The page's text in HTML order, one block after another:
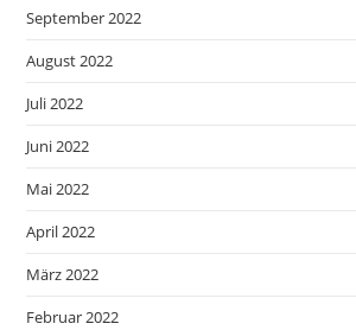
September 2022
August 2022
Juli 2022
Juni 2022
Mai 2022
April 2022
März 2022
Februar 2022